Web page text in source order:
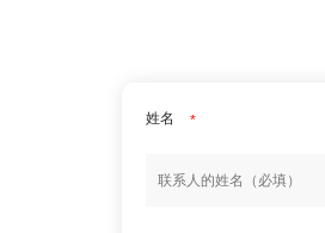
姓名 *